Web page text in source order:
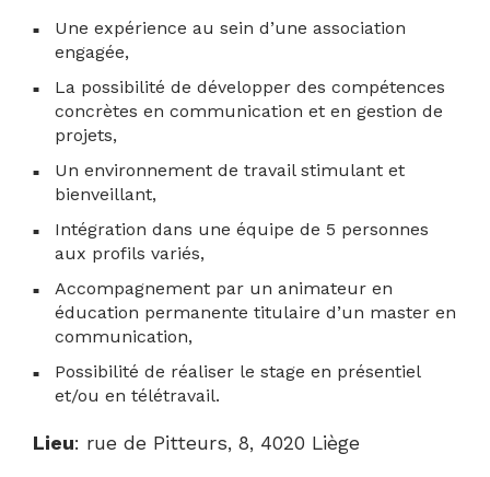
Une expérience au sein d’une association
engagée,
La possibilité de développer des compétences
concrètes en communication et en gestion de
projets,
Un environnement de travail stimulant et
bienveillant,
Intégration dans une équipe de 5 personnes
aux profils variés,
Accompagnement par un animateur en
éducation permanente titulaire d’un master en
communication,
Possibilité de réaliser le stage en présentiel
et/ou en télétravail.
Lieu: rue de Pitteurs, 8, 4020 Liège